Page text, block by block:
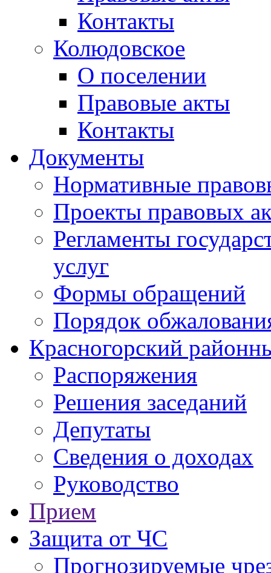
Контакты
Колюдовское
О поселении
Правовые акты
Контакты
Документы
Нормативные
Проекты правовых
Регламенты
услуг
Формы обращений
Порядок
Красногорский
Распоряжения
Решения заседаний
Депутаты
Сведения о доходах
Руководство
Прием
Защита от ЧС
Прогнозируемые